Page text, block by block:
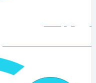
ارتباطات
Nooran